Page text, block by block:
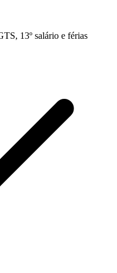
13º salário e férias